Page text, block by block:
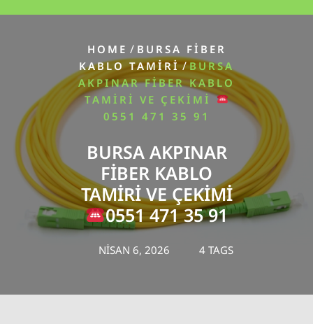
HOME / BURSA FİBER
KABLO TAMİRİ/BURSA
AKPINAR FIBER KABLO
TAMIRI VE ÇEKIMI
0551 471 35 91
BURSA AKPINAR
FIBER KABLO
TAMIRI VE ÇEKIMI
0551 471 35 91
NISAN 6, 2026 4 TAGS